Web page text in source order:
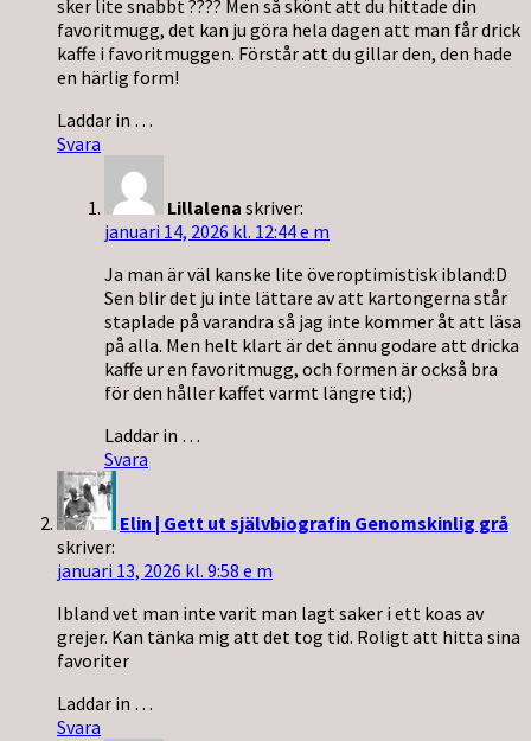
sker lite snabbt ???? Men så skönt att du hittade din
favoritmugg, det kan ju göra hela dagen att man får drick
kaffe i favoritmuggen. Förstår att du gillar den, den hade
en härlig form!
Laddar in …
Svara
Lillalena skriver:
januari 14, 2026 kl. 12:44 e m
Ja man är väl kanske lite överoptimistisk ibland:D
Sen blir det ju inte lättare av att kartongerna står
staplade på varandra så jag inte kommer åt att läsa
på alla. Men helt klart är det ännu godare att dricka
kaffe ur en favoritmugg, och formen är också bra
för den håller kaffet varmt längre tid;)
Laddar in …
Svara
Elin | Gett ut självbiografin Genomskinlig grå
skriver:
januari 13, 2026 kl. 9:58 e m
Ibland vet man inte varit man lagt saker i ett koas av
grejer. Kan tänka mig att det tog tid. Roligt att hitta sina
favoriter
Laddar in …
Svara